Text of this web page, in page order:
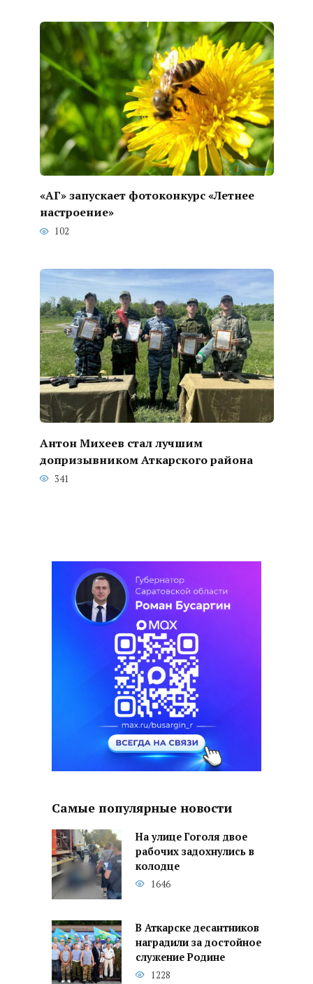
«АГ» запускает фотоконкурс «Летнее
настроение»
102
Антон Михеев стал лучшим
допризывником Аткарского района
341
Самые популярные новости
На улице Гоголя двое
рабочих задохнулись в
колодце
1646
В Аткарске десантников
наградили за достойное
служение Родине
1228